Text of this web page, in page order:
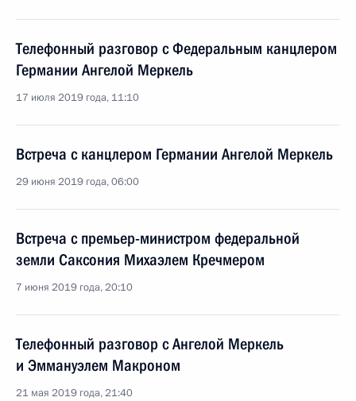
Телефонный разговор с Федеральным канцлером
Германии Ангелой Меркель
17 июля 2019 года, 11:10
Встреча с канцлером Германии Ангелой Меркель
29 июня 2019 года, 06:00
Встреча с премьер-министром федеральной
земли Саксония Михаэлем Кречмером
7 июня 2019 года, 20:10
Телефонный разговор с Ангелой Меркель
и Эммануэлем Макроном
21 мая 2019 года, 21:40